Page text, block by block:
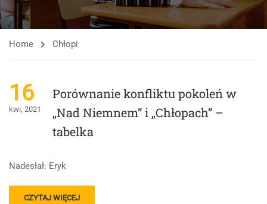
Home Chłopi
16
kwi, 2021
Porównanie konfliktu pokoleń w
„Nad Niemnem” i „Chłopach” –
tabelka
Nadesłał: Eryk
READ
CZYTAJ WIĘCEJ